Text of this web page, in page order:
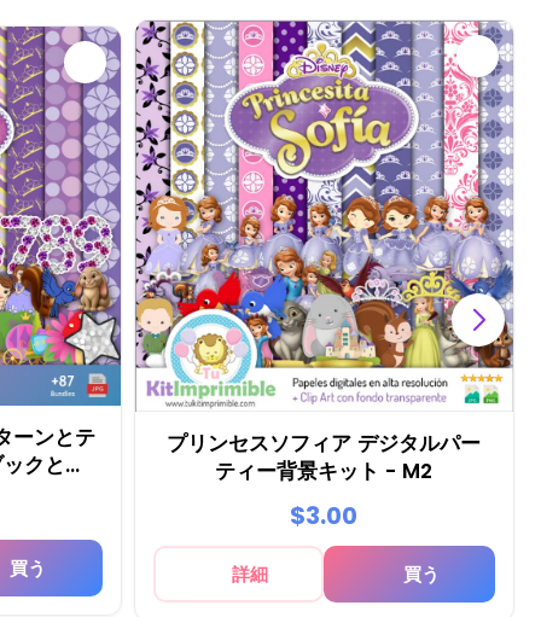
ーンとテ
クとパ
買う
プリンセスソフィア デジタルパー
ティー背景キット - M2
$3.00
詳細 買う